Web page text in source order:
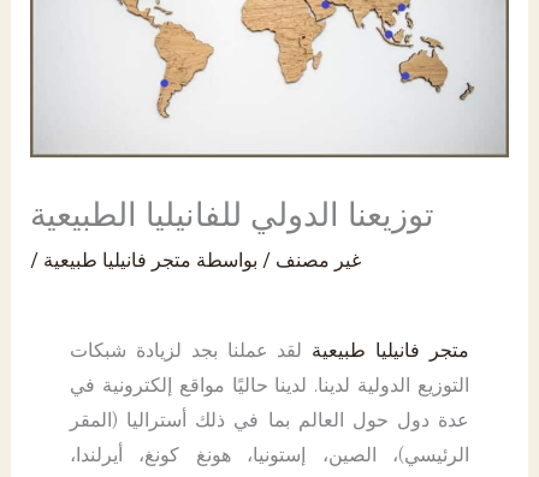
توزيعنا الدولي للفانيليا الطبيعية
/ غير مصنف / بواسطة متجر فانيليا طبيعية
متجر فانيليا طبيعية لقد عملنا بجد لزيادة شبكات
التوزيع الدولية لدينا. لدينا حاليًا مواقع إلكترونية في
عدة دول حول العالم بما في ذلك أستراليا (المقر
الرئيسي)، الصين، إستونيا، هونغ كونغ، أيرلندا،